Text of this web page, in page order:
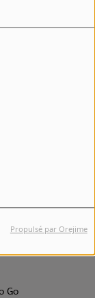
Propulsé par Orejime
Go